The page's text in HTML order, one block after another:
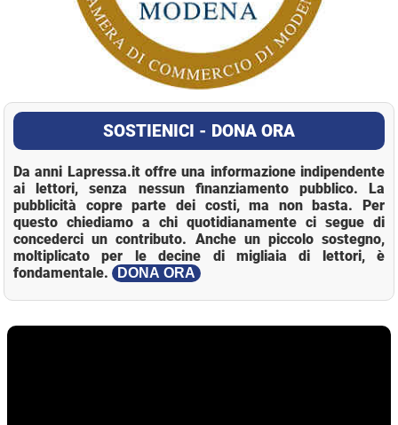
SOSTIENICI - DONA ORA
Da anni Lapressa.it offre una informazione indipendente
ai lettori, senza nessun finanziamento pubblico. La
pubblicità copre parte dei costi, ma non basta. Per
questo chiediamo a chi quotidianamente ci segue di
concederci un contributo. Anche un piccolo sostegno,
moltiplicato per le decine di migliaia di lettori, è
fondamentale.
DONA ORA